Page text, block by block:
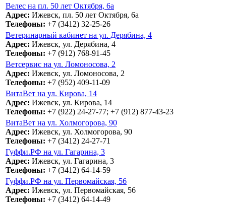
Велес на пл. 50 лет Октября, 6а
Адрес: Ижевск, пл. 50 лет Октября, 6а
Телефоны: +7 (3412) 32-25-26
Ветеринарный кабинет на ул. Дерябина, 4
Адрес: Ижевск, ул. Дерябина, 4
Телефоны: +7 (912) 768-91-45
Ветсервис на ул. Ломоносова, 2
Адрес: Ижевск, ул. Ломоносова, 2
Телефоны: +7 (952) 409-11-09
ВитаВет на ул. Кирова, 14
Адрес: Ижевск, ул. Кирова, 14
Телефоны: +7 (922) 24-27-77; +7 (912) 877-43-23
ВитаВет на ул. Холмогорова, 90
Адрес: Ижевск, ул. Холмогорова, 90
Телефоны: +7 (3412) 24-27-71
Гуффи.РФ на ул. Гагарина, 3
Адрес: Ижевск, ул. Гагарина, 3
Телефоны: +7 (3412) 64-14-59
Гуффи.РФ на ул. Первомайская, 56
Адрес: Ижевск, ул. Первомайская, 56
Телефоны: +7 (3412) 64-14-49